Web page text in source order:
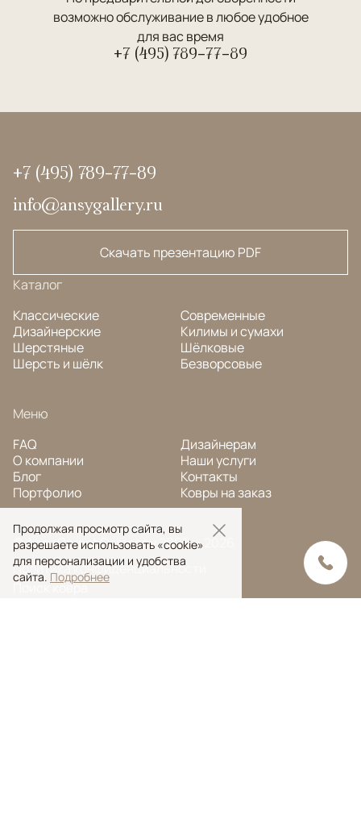
возможно обслуживание в любое удобное
для вас время
+7 (495) 789-77-89
+7 (495) 789-77-89
info@ansygallery.ru
Скачать презентацию PDF
Каталог
Классические
Дизайнерские
Шерстяные
Шерсть и шёлк
Современные
Килимы и сумахи
Шёлковые
Безворсовые
Меню
FAQ
О компании
Блог
Портфолио
Дизайнерам
Наши услуги
Контакты
Ковры на заказ
© Ansy Carpet Company 2005 — 2026
Политика конфиденциальности
Поиск ковра
Продолжая просмотр сайта, вы
разрешаете использовать «cookie»
для персонализации и удобства
сайта. Подробнее